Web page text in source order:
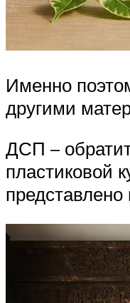
Именно
другими
ДСП –
пластиковой
представлено